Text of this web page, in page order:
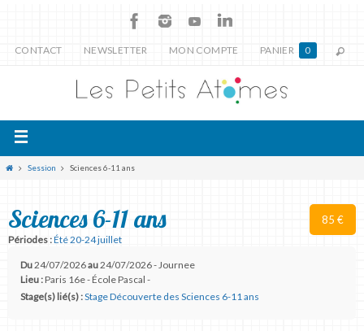
CONTACT NEWSLETTER MON COMPTE PANIER 0
Session Sciences 6-11 ans
85 €
Sciences 6-11 ans
Périodes :Été 20-24 juillet
Du24/07/2026au24/07/2026 - Journee
Lieu :Paris 16e - École Pascal -
Stage(s) lié(s) :Stage Découverte des Sciences 6-11 ans